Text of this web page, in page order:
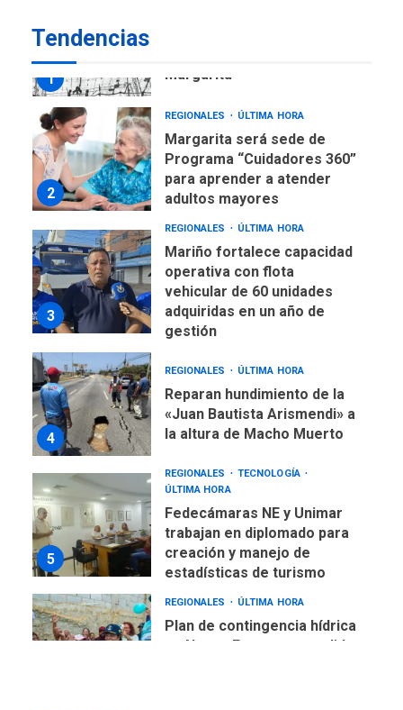
Tendencias
1
Margarita
2
REGIONALES ÚLTIMA HORA
Margarita será sede de
Programa “Cuidadores 360”
para aprender a atender
adultos mayores
3
REGIONALES ÚLTIMA HORA
Mariño fortalece capacidad
operativa con flota
vehicular de 60 unidades
adquiridas en un año de
gestión
4
REGIONALES ÚLTIMA HORA
Reparan hundimiento de la
«Juan Bautista Arismendi» a
la altura de Macho Muerto
5
REGIONALES
TECNOLOGÍA
ÚLTIMA HORA
Fedecámaras NE y Unimar
trabajan en diplomado para
creación y manejo de
estadísticas de turismo
REGIONALES ÚLTIMA HORA
Plan de contingencia hídrica
en Nueva Esparta consolida